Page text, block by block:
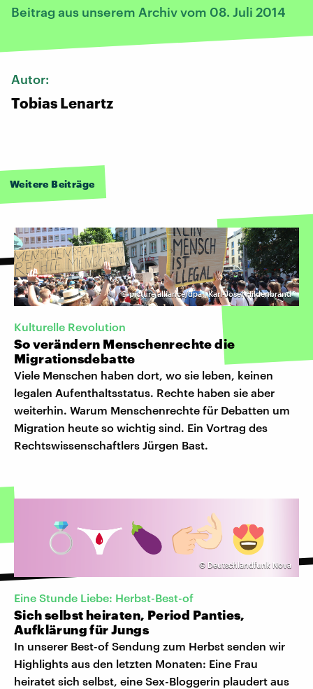
Beitrag aus unserem Archiv vom 08. Juli 2014
Autor:
Tobias Lenartz
Weitere Beiträge
©picture alliance/dpa | Karl-Josef Hildenbrand
Kulturelle Revolution
So verändern Menschenrechte die
Migrationsdebatte
Viele Menschen haben dort, wo sie leben, keinen
legalen Aufenthaltsstatus. Rechte haben sie aber
weiterhin. Warum Menschenrechte für Debatten um
Migration heute so wichtig sind. Ein Vortrag des
Rechtswissenschaftlers Jürgen Bast.
© Deutschlandfunk Nova
Eine Stunde Liebe: Herbst-Best-of
Sich selbst heiraten, Period Panties,
Aufklärung für Jungs
In unserer Best-of Sendung zum Herbst senden wir
Highlights aus den letzten Monaten: Eine Frau
heiratet sich selbst, eine Sex-Bloggerin plaudert aus